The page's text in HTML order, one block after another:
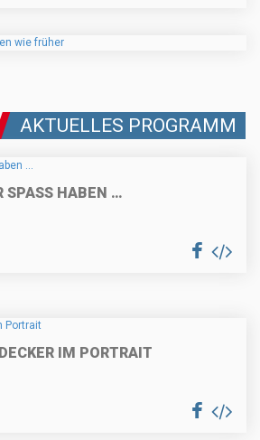
AKTUELLES PROGRAMM
HABEN …
IM PORTRAIT